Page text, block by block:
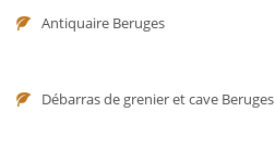
Antiquaire Beruges
Débarras de grenier et cave Beruges